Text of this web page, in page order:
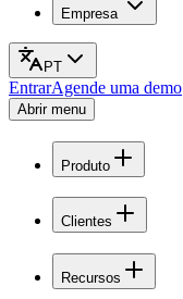
Empresa
PT
EntrarAgende uma demo
Abrir menu
Produto
Clientes
Recursos